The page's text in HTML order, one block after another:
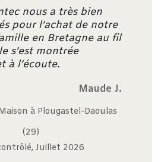
nous a très bien
pour l’achat de notre
en Bretagne au fil
s’est montrée
à l’écoute.
Maude J.
à Plougastel-Daoulas
(29)
Juillet 2026